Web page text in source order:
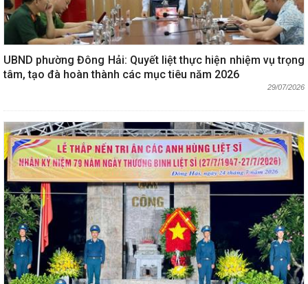
UBND phường Đông Hải: Quyết liệt thực hiện nhiệm vụ trọng
tâm, tạo đà hoàn thành các mục tiêu năm 2026
29/07/2026